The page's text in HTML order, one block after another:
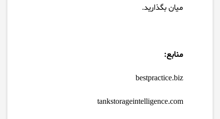
میان بگذارید.
منابع:
bestpractice.biz
tankstorageintelligence.com